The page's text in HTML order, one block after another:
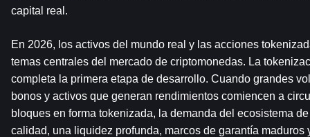
capital real.
En 2026, los activos del mundo real y las acciones
temas centrales del mercado de criptomonedas. La
completa la primera etapa de desarrollo. Cuando grandes
bonos y activos que generan rendimientos comiencen a
bloques en forma tokenizada, la demanda del ecosistema
calidad, una liquidez profunda, marcos de garantía